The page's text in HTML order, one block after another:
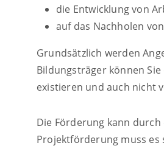
die Entwicklung von
auf das Nachholen
Grundsätzlich werden
Bildungsträger können
existieren und auch nicht
Die Förderung kann
Projektförderung muss